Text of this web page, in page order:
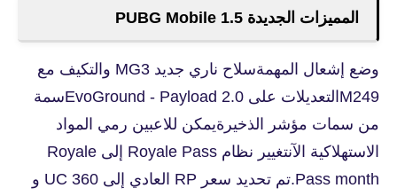
المميزات الجديدة PUBG Mobile 1.5
وضع إشعال المهمةسلاح ناري جديد MG3 والتكيف مع
M249التعديلات على EvoGround - Payload 2.0سمة
من سمات مؤشر الذخيرةيمكن للاعبين رمي المواد
الاستهلاكية الآنتغيير نظام Royale Pass إلى Royale
Pass month.تم تحديد سعر RP العادي إلى 360 UC و